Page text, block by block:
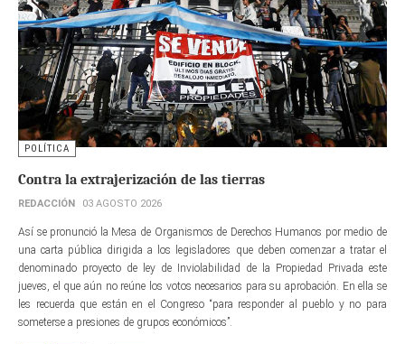
POLÍTICA
Contra la extrajerización de las tierras
REDACCIÓN 03 AGOSTO 2026
Así se pronunció la Mesa de Organismos de Derechos Humanos por medio de
una carta pública dirigida a los legisladores que deben comenzar a tratar el
denominado proyecto de ley de Inviolabilidad de la Propiedad Privada este
jueves, el que aún no reúne los votos necesarios para su aprobación. En ella se
les recuerda que están en el Congreso “para responder al pueblo y no para
someterse a presiones de grupos económicos”.